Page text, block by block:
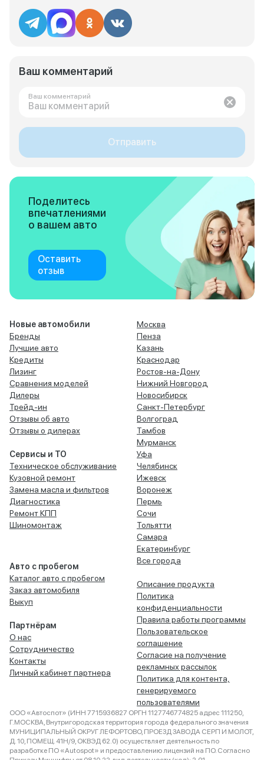
Ваш комментарий
Ваш комментарий
Отправить
Поделитесь
впечатлениями
о вашем авто
Оставить
отзыв
Новые автомобили
Бренды
Лучшие авто
Кредиты
Лизинг
Сравнения моделей
Дилеры
Трейд-ин
Отзывы об авто
Отзывы о дилерах
Сервисы и ТО
Техническое обслуживание
Кузовной ремонт
Замена масла и фильтров
Диагностика
Ремонт КПП
Шиномонтаж
Авто с пробегом
Каталог авто с пробегом
Заказ автомобиля
Выкуп
Партнёрам
О нас
Сотрудничество
Контакты
Личный кабинет партнера
Москва
Пенза
Казань
Краснодар
Ростов-на-Дону
Нижний Новгород
Новосибирск
Санкт-Петербург
Волгоград
Тамбов
Мурманск
Уфа
Челябинск
Ижевск
Воронеж
Пермь
Сочи
Тольятти
Самара
Екатеринбург
Все города
Описание продукта
Политика
конфиденциальности
Правила работы программы
Пользовательское
соглашение
Согласие на получение
рекламных рассылок
Политика для контента,
генерируемого
пользователями
ООО «Автоспот» (ИНН 7715936827 ОРГН 1127746774825 адрес 111250,
Г.МОСКВА, Внутригородская территория города федерального значения
МУНИЦИПАЛЬНЫЙ ОКРУГ ЛЕФОРТОВО, ПРОЕЗД ЗАВОДА СЕРП И МОЛОТ,
Д. 10, ПОМЕЩ. 41Н/9, ОКВЭД 62.0) осуществляет деятельность по
разработке ПО «Autospot» и предоставлению лицензий на ПО. Согласно